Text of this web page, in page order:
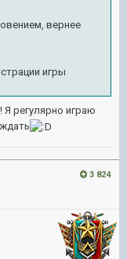
вернее
игры
Я регулярно играю
3 824